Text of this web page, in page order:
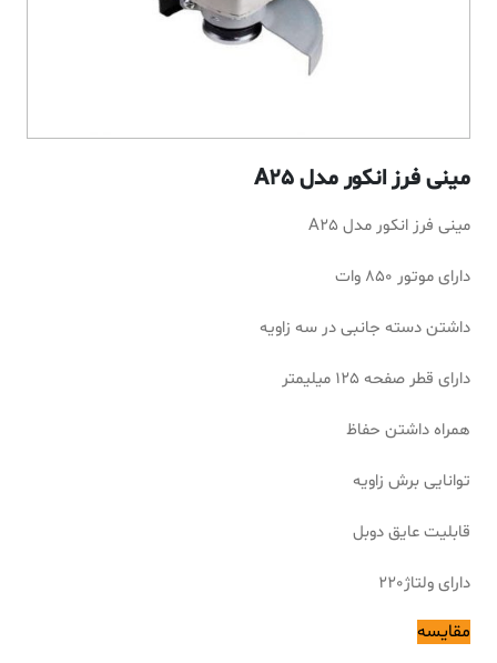
مینی فرز انکور مدل A25
مینی فرز انکور مدل A25
دارای موتور 850 وات
داشتن دسته جانبی در سه زاویه
دارای قطر صفحه 125 میلیمتر
همراه داشتن حفاظ
توانایی برش زاویه
قابلیت عایق دوبل
دارای ولتاژ220
مقایسه